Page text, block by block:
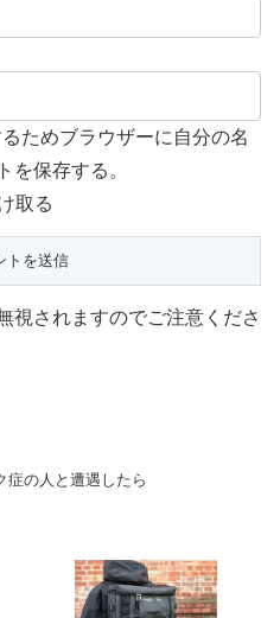
ためブラウザーに自分の名
を保存する。
取る
視されますのでご注意くださ
症の人と遭遇したら